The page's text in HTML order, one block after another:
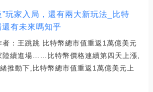
”玩家入局，還有兩大新玩法_比特
有未來嗎知乎
：王跳跳 比特幣總市值重返1萬億美元
陸續進場……比特幣價格連續第四天上漲,
推動下,比特幣總市值重返1萬億美元上